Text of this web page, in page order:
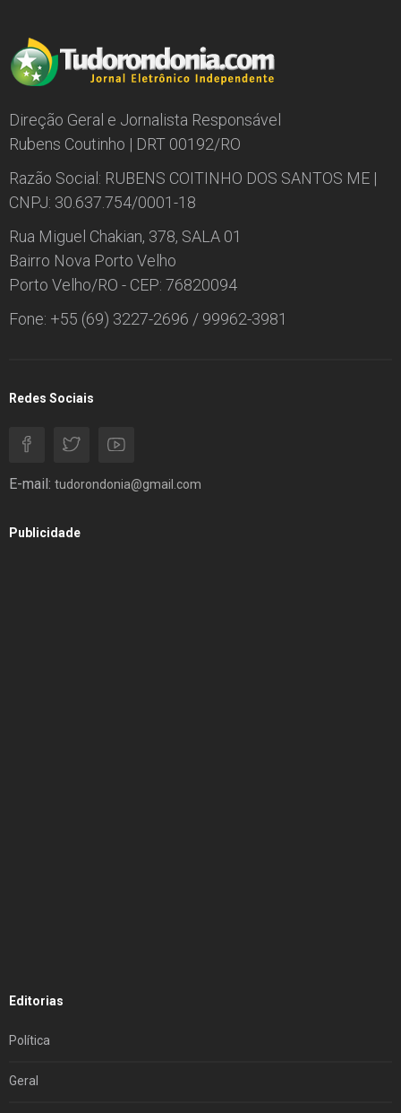
Direção Geral e Jornalista Responsável
Rubens Coutinho | DRT 00192/RO
Razão Social: RUBENS COITINHO DOS SANTOS ME |
CNPJ: 30.637.754/0001-18
Rua Miguel Chakian, 378, SALA 01
Bairro Nova Porto Velho
Porto Velho/RO - CEP: 76820094
Fone: +55 (69) 3227-2696 / 99962-3981
Redes Sociais
E-mail: tudorondonia@gmail.com
Publicidade
Editorias
Política
Geral